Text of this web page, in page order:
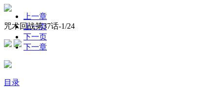
咒术回战第37话-1/24
上一章
上一页
下一页
下一章
目录